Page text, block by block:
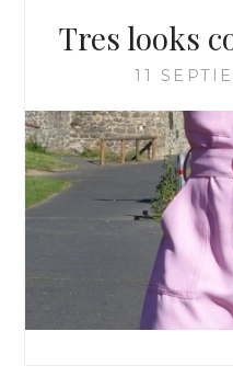
Tres looks
11